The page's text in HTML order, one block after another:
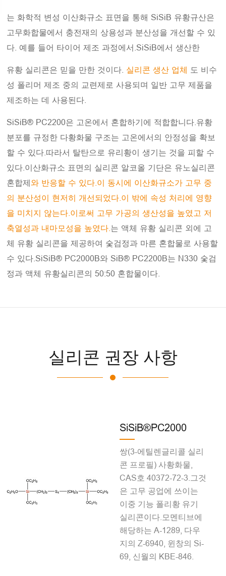
는 화학적 변성 이산화규소 표면을 통해 SiSiB 유황규산은
고무화합물에서 충전재의 상용성과 분산성을 개선할 수 있
다. 예를 들어 타이어 제조 과정에서.SiSiB에서 생산한
유황 실리콘은 믿을 만한 것이다. 실리콘 생산 업체 도 비수
성 폴리머 제조 중의 교련제로 사용되며 일반 고무 제품을
제조하는 데 사용된다.
SiSiB® PC2200은 고온에서 혼합하기에 적합합니다.유황
분포를 규정한 다황화물 구조는 고온에서의 안정성을 확보
할 수 있다.따라서 탈탄으로 유리황이 생기는 것을 피할 수
있다.이산화규소 표면의 실리콘 알코올 기단은 유노실리콘
혼합제와 반응할 수 있다.이 동시에 이산화규소가 고무 중
의 분산성이 현저히 개선되었다.이 밖에 속성 처리에 영향
을 미치지 않는다.이로써 고무 가공의 생산성을 높였고 저
축열성과 내마모성을 높였다. 는 액체 유황 실리콘 외에 고
체 유황 실리콘을 제공하여 숯검정과 마른 혼합물로 사용할
수 있다.SiSiB® PC2000B와 SiB® PC2200B는 N330 숯검
정과 액체 유황실리콘의 50:50 혼합물이다.
실리콘 권장 사항
SiSiB®PC2000
쌍(3-에틸렌글리콜 실리
콘 프로필) 사황화물,
CAS호 40372-72-3.그것
은 고무 공업에 쓰이는
이중 기능 폴리황 유기
실리콘이다.모멘티브에
해당하는 A-1289, 다우
지의 Z-6940, 윈창의 Si-
69, 신월의 KBE-846.